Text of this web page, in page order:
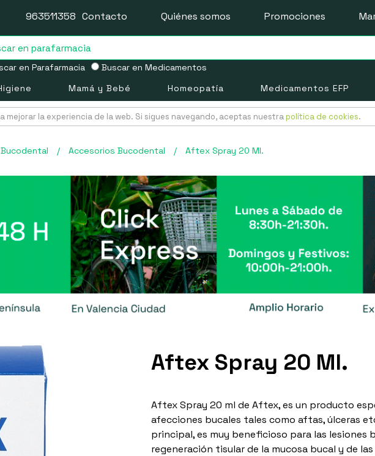
en Parafarmacia Buscar en Medicamentos
963511358 Contacto Quiénes somos Promociones
Mamá y Bebé Homeopatía Medicamentos EFP
mejorar la experiencia de la web. Si sigues navegando, aceptas nuestra política de cookies.
/ Accesorios Bucodental / Aftex Spray 20 Ml.
Aftex Spray 20 Ml.
Aftex Spray 20 ml de Aftex, es un producto
afecciones bucales tales como aftas, úlceras
principal, es muy beneficioso para las lesiones
regeneración tisular de la mucosa bucal y de las